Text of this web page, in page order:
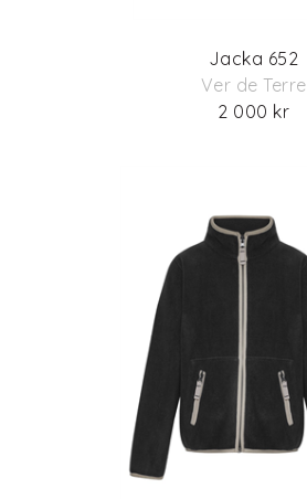
Jacka 652
Ver de Terre
2 000 kr